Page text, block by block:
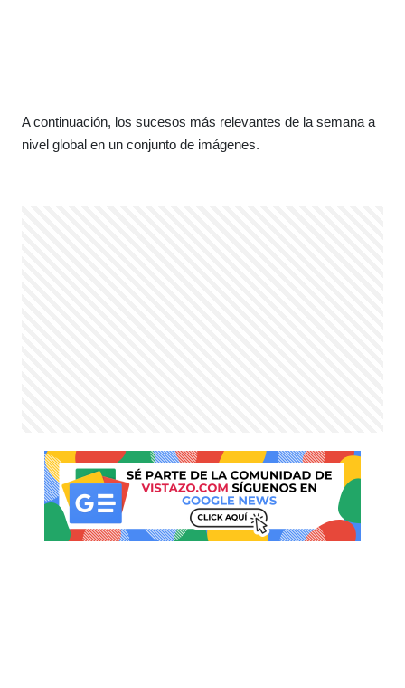
A continuación, los sucesos más relevantes de la semana a
nivel globalen un conjunto de imágenes.